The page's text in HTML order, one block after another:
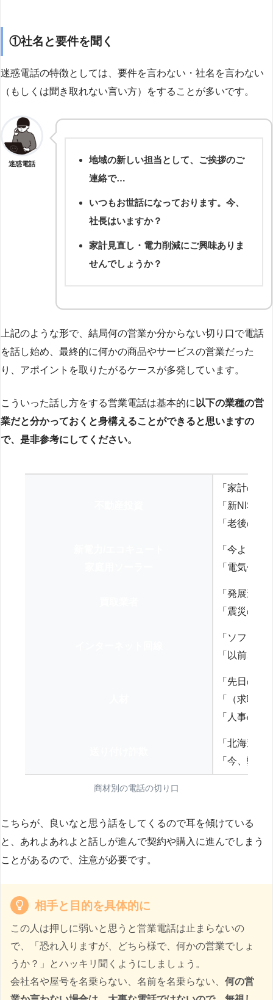
①社名と要件を聞く
迷惑電話の特徴としては、要件を言わない・社名を言わない
（もしくは聞き取れない言い方）をすることが多いです。
迷惑電話
地域の新しい担当として、ご挨拶のご
連絡で…
いつもお世話になっております。今、
社長はいますか？
家計見直し・電力削減にご興味ありま
せんでしょうか？
上記のような形で、結局何の営業か分からない切り口で電話
を話し始め、最終的に何かの商品やサービスの営業だった
り、アポイントを取りたがるケースが多発しています。
こういった話し方をする営業電話は基本的に 以下の業種の営
業だと分かっておくと身構えることができると思いますの
で、是非参考にしてください。
「家計の見
「新NISA
「老後の
「今より
「電気代を
「発展途
「震災の
「ソフト
「以前、
「先日の
「（求職
「人事の方
「北海道
「今、弊
商材別の電話の切り口
こちらが、良いなと思う話をしてくるので耳を傾けている
と、あれよあれよと話しが進んで契約や購入に進んでしまう
ことがあるので、注意が必要です。
相手と目的を具体的に
この人は押しに弱いと思うと営業電話は止まらないの
で、「恐れ入りますが、どちら様で、何かの営業でしょ
うか？」とハッキリ聞くようにしましょう。
会社名や屋号を名乗らない、名前を名乗らない、 何の営